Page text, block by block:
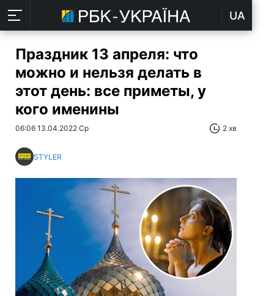
UA
Праздник 13 апреля: что
можно и нельзя делать в
этот день: все приметы, у
кого именины
06:06 13.04.2022 Ср 2 хв
STYLER